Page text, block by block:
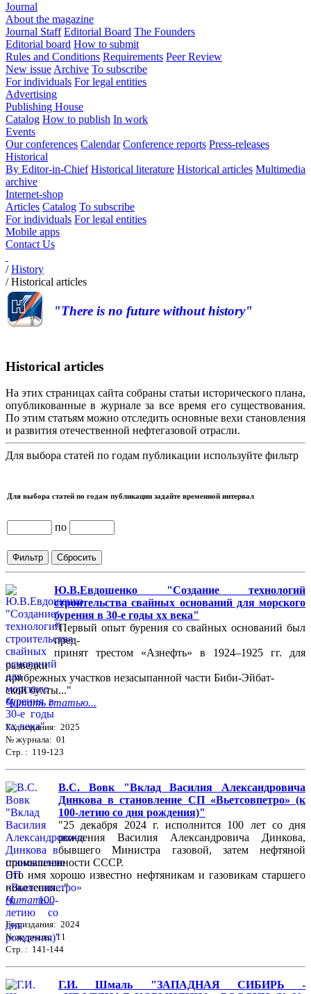
Journal
About the magazine
Journal Staff Editorial Board The Founders
Editorial board How to submit
Rules and Conditions Requirements Peer Review
New issue Archive To subscribe
For individuals For legal entities
Advertising
Publishing House
Catalog How to publish In work
Events
Our conferences Calendar Conference reports Press-releases
Historical
By Editor-in-Chief Historical literature Historical articles Multimedia
archive
Internet-shop
Articles Catalog To subscribe
For individuals For legal entities
Mobile apps
Contact Us
/History
/Historical articles
"There is no future without history"
Historical articles
На этих страницах сайта собраны статьи исторического плана,
опубликованные в журнале за все время его существования.
По этим статьям можно отследить основные вехи становления
и развития отечественной нефтегазовой отрасли.
Для выбора статей по годам публикации используйте фильтр
Для выбора статей по годам публикации задайте временной интервал
по
Ю.В.Евдошенко "Создание технологий
строительства свайных оснований для морского
бурения в 30-е годы хх века"
"Первый опыт бурения со свайных оснований был
пред-
принят трестом «Азнефть» в 1924–1925 гг. для
разведки
прибрежных участков незасыпанной части Биби-Эйбат-
ской бухты..."
Читать статью...
Год издания: 2025
№ журнала: 01
Стр. : 119-123
В.С. Вовк "Вклад Василия Александровича
Динкова в становление СП «Вьетсовпетро» (к
100-летию со дня рождения)"
"25 декабря 2024 г. исполнится 100 лет со дня
рождения Василия Александровича Динкова,
бывшего Министра газовой, затем нефтяной
промышленности СССР.
Это имя хорошо известно нефтяникам и газовикам старшего
поколения..."
Читать...
Год издания: 2024
№ журнала: 11
Стр. : 141-144
Г.И. Шмаль "ЗАПАДНАЯ СИБИРЬ -